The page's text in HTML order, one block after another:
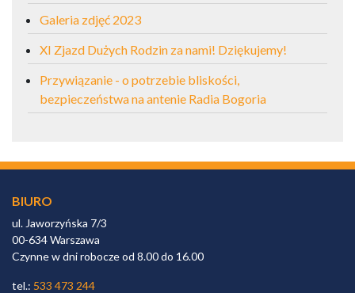
Galeria zdjęć 2023
XI Zjazd Dużych Rodzin za nami! Dziękujemy!
Przywiązanie - o potrzebie bliskości,
bezpieczeństwa na antenie Radia Bogoria
BIURO
ul. Jaworzyńska 7/3
00-634 Warszawa
Czynne w dni robocze od 8.00 do 16.00
tel.: 533 473 244